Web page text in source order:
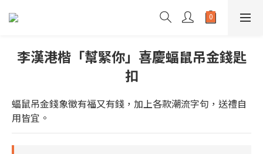
李漢港楷「幫緊你」喜慶蝠鼠吊金錢匙
扣
蝠鼠吊金錢象徵有福又有錢，加上各款潮流字句，送禮自
用皆宜。